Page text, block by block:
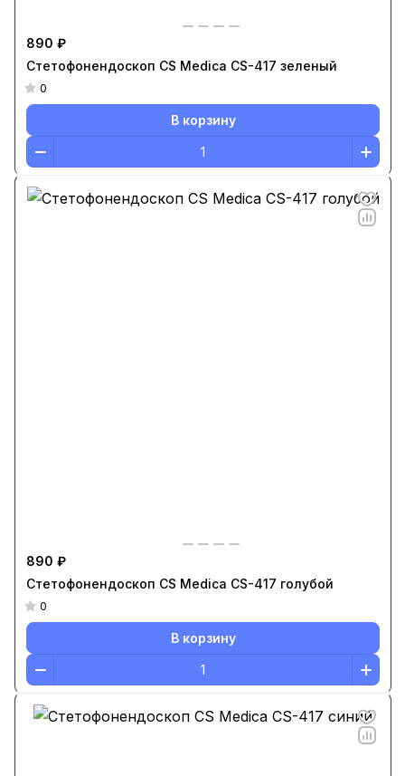
890 ₽
Стетофонендоскоп CS Medica CS-417 зеленый
0
В корзину
890 ₽
Стетофонендоскоп CS Medica CS-417 голубой
0
В корзину